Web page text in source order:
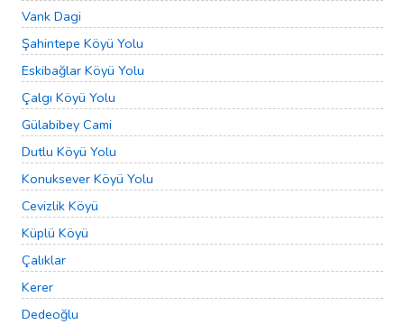
Vank Dagi
Şahintepe Köyü Yolu
Eskibağlar Köyü Yolu
Çalgı Köyü Yolu
Gülabibey Cami
Dutlu Köyü Yolu
Konuksever Köyü Yolu
Cevizlik Köyü
Küplü Köyü
Çalıklar
Kerer
Dedeoğlu